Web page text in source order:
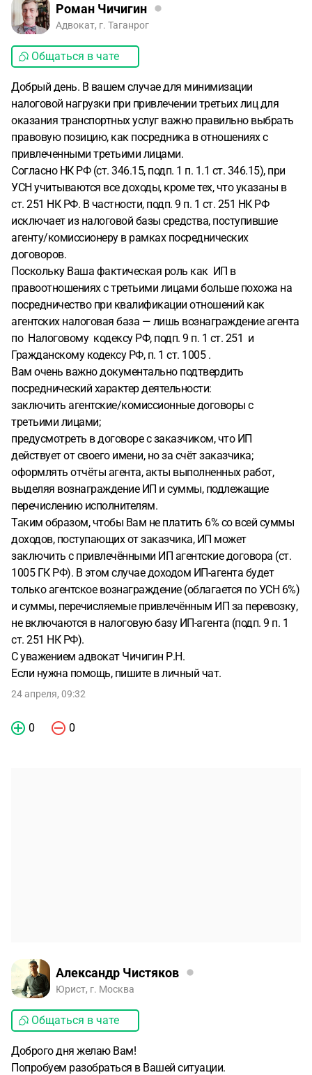
Роман Чичигин
Адвокат, г. Таганрог
Общаться в чате
Добрый день. В вашем случае для минимизации
налоговой нагрузки при привлечении третьих лиц для
оказания транспортных услуг важно правильно выбрать
правовую позицию, как посредника в отношениях с
привлеченными третьими лицами.
Согласно НК РФ (ст. 346.15, подп. 1 п. 1.1 ст. 346.15), при
УСН учитываются все доходы, кроме тех, что указаны в
ст. 251 НК РФ. В частности, подп. 9 п. 1 ст. 251 НК РФ
исключает из налоговой базы средства, поступившие
агенту/комиссионеру в рамках посреднических
договоров.
Поскольку Ваша фактическая роль как ИП в
правоотношениях с третьими лицами больше похожа на
посредничество при квалификации отношений как
агентских налоговая база — лишь вознаграждение агента
по Налоговому кодексу РФ, подп. 9 п. 1 ст. 251 и
Гражданскому кодексу РФ, п. 1 ст. 1005 .
Вам очень важно документально подтвердить
посреднический характер деятельности:
заключить агентские/комиссионные договоры с
третьими лицами;
предусмотреть в договоре с заказчиком, что ИП
действует от своего имени, но за счёт заказчика;
оформлять отчёты агента, акты выполненных работ,
выделяя вознаграждение ИП и суммы, подлежащие
перечислению исполнителям.
Таким образом, чтобы Вам не платить 6% со всей суммы
доходов, поступающих от заказчика, ИП может
заключить с привлечёнными ИП агентские договора (ст.
1005 ГК РФ). В этом случае доходом ИП-агента будет
только агентское вознаграждение (облагается по УСН 6%)
и суммы, перечисляемые привлечённым ИП за перевозку,
не включаются в налоговую базу ИП-агента (подп. 9 п. 1
ст. 251 НК РФ).
С уважением адвокат Чичигин Р.Н.
Если нужна помощь, пишите в личный чат.
24 апреля, 09:32
0 0
Александр Чистяков
Юрист, г. Москва
Общаться в чате
Доброго дня желаю Вам!
Попробуем разобраться в Вашей ситуации.